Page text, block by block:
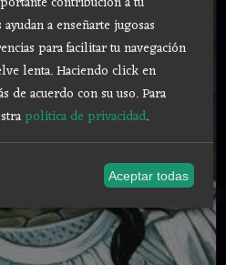
a enseñarte jugosas
para facilitar tu navegación
lenta. Haciendo click en
de acuerdo con su uso.Para
política de privacidad.
Aceptar todas